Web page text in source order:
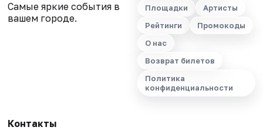
Самые яркие события в
вашем городе.
Площадки
Артисты
Рейтинги
Промокоды
О нас
Возврат билетов
Политика
конфиденциальности
Контакты